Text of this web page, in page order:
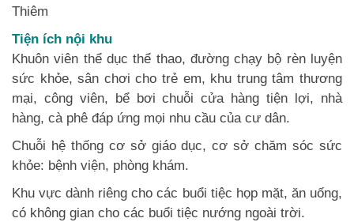
Thiêm
Tiện ích nội khu
Khuôn viên thể dục thể thao, đường chạy bộ rèn luyện
sức khỏe, sân chơi cho trẻ em, khu trung tâm thương
mại, công viên, bể bơi chuỗi cửa hàng tiện lợi, nhà
hàng, cà phê đáp ứng mọi nhu cầu của cư dân.
Chuỗi hệ thống cơ sở giáo dục, cơ sở chăm sóc sức
khỏe: bệnh viện, phòng khám.
Khu vực dành riêng cho các buổi tiệc họp mặt, ăn uống,
có không gian cho các buổi tiệc nướng ngoài trời.